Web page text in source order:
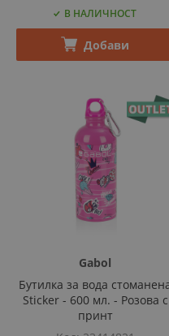
В НАЛИЧНОСТ
Добави
Gabol
Бутилка за вода
Sticker - 600 мл. - Розова с
принт